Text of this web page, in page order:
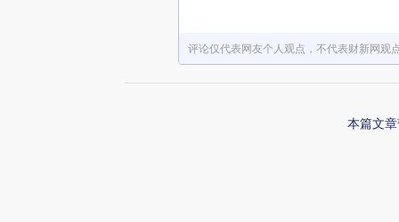
评论仅代表网友个人观点，不代表财新网观
本篇文